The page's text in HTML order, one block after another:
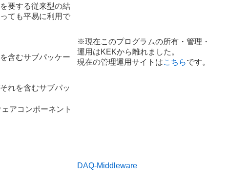
要する従来型の結
ても平易に利用で
含むサブパッケー
れを含むサブパッ
※現在このプログラムの所有・管理・
運用はKEKから離れました。
現在の管理運用サイトはこちらです。
アコンポーネント
DAQ-Middleware